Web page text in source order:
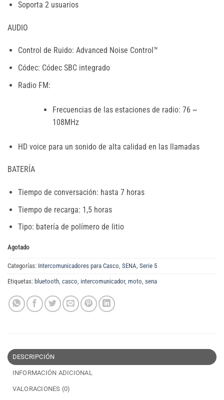
Soporta 2 usuarios
AUDIO
Control de Ruido: Advanced Noise Control™
Códec: Códec SBC integrado
Radio FM:
Frecuencias de las estaciones de radio: 76 ~
108MHz
HD voice para un sonido de alta calidad en las llamadas
BATERÍA
Tiempo de conversación: hasta 7 horas
Tiempo de recarga: 1,5 horas
Tipo: batería de polímero de litio
Agotado
Categorías: Intercomunicadores para Casco SENA Serie 5
Etiquetas: bluetooth casco intercomunicador, moto sena
DESCRIPCIÓN
INFORMACIÓN ADICIONAL
VALORACIONES (0)